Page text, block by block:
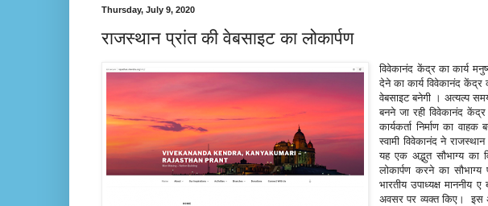
Thursday, July 9, 2020
राजस्थान प्रांत की वेबसाइट का लोकार्पण
विवेकानंद केंद्र का कार्य
देने का कार्य विवेकानंद केंद्र
वेबसाइट बनेगी । अत्यल्प
बनने जा रही विवेकानंद
कार्यकर्ता निर्माण का
स्वामी विवेकानंद ने
यह एक अद्भुत सौभाग्य का
लोकार्पण करने का
भारतीय उपाध्यक्ष
अवसर पर व्यक्त किए। इस